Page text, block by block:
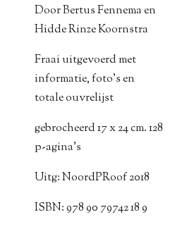
Door Bertus Fennema en
Hidde Rinze Koornstra
Fraai uitgevoerd met
informatie, foto's en
totale ouvrelijst
gebrocheerd 17 x 24 cm. 128
p-agina's
Uitg: NoordPRoof 2018
ISBN: 978 90 79742 18 9